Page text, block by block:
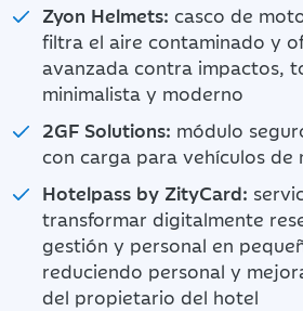
Zyon Helmets: casco de
filtra el aire contaminado y
avanzada contra impactos,
minimalista y moderno
2GF Solutions: módulo
con carga para vehículos de
Hotelpass by ZityCard:
transformar digitalmente
gestión y personal en
reduciendo personal y
del propietario del hotel